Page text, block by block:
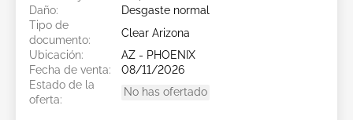
Daño:
Desgaste normal
Tipo de
documento:
Clear Arizona
Ubicación:
AZ - PHOENIX
Fecha de venta:
08/11/2026
Estado de la
oferta:
No has ofertado